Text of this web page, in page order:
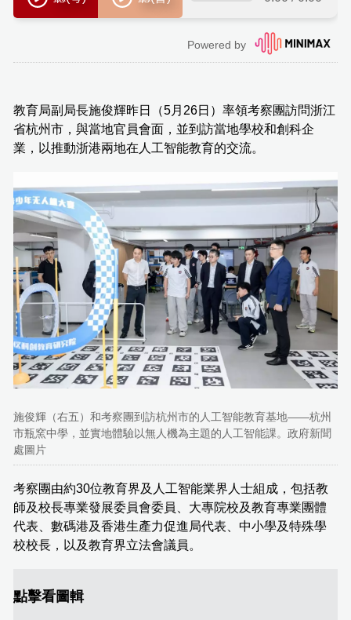
教育局副局長施俊輝昨日（5月26日）率領考察團訪問浙江
省杭州市，與當地官員會面，並到訪當地學校和創科企
業，以推動浙港兩地在人工智能教育的交流。
施俊輝（右五）和考察團到訪杭州市的人工智能教育基地——杭州
市瓶窯中學，並實地體驗以無人機為主題的人工智能課。政府新聞
處圖片
考察團由約30位教育界及人工智能業界人士組成，包括教
師及校長專業發展委員會委員、大專院校及教育專業團體
代表、數碼港及香港生產力促進局代表、中小學及特殊學
校校長，以及教育界立法會議員。
點擊看圖輯